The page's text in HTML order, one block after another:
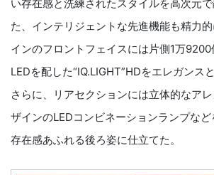
い存在感と洗練されたスタイルを高次元
た、インテリジェントな先進機能も精力
インのフロントフェイスには片側1万
LEDを配した“IQ.LIGHT”HDをエレガンス
さらに、リアセクションには立体的なア
ザインのLEDコンビネーションランプな
存在感あふれる後ろ姿に仕立てた。